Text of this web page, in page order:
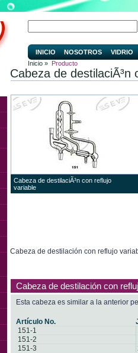
INICIO NOSOTROS
VIDRIO
Inicio » Producto
Cabeza de destilaciÃ³n
Cabeza de destilaciÃ³n con reflujo
variable
Cabeza de destilación con reflujo
Cabeza de destilación con
Esta cabeza es similar a la anterior
Artículo No.
151-1
151-2
151-3